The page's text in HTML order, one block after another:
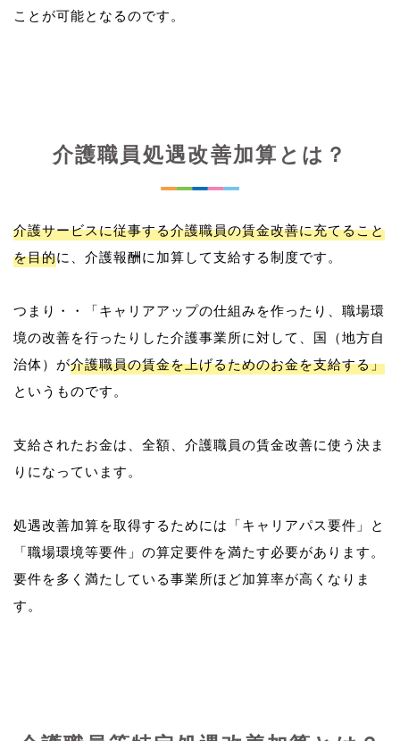
介護職員処遇改善加算とは？
介護サービスに従事する介護職員の賃金改善に充てること
を目的に、介護報酬に加算して支給する制度です。
つまり・・「キャリアアップの仕組みを作ったり、職場環
境の改善を行ったりした介護事業所に対して、国（地方自
治体）が介護職員の賃金を上げるためのお金を支給する」
というものです。
支給されたお金は、全額、介護職員の賃金改善に使う決ま
りになっています。
処遇改善加算を取得するためには「キャリアパス要件」と
「職場環境等要件」の算定要件を満たす必要があります。
要件を多く満たしている事業所ほど加算率が高くなりま
す。